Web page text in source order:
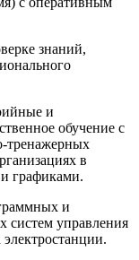
знаний,
и
обучение с
тренажерных
в
графиками.
и
систем управления